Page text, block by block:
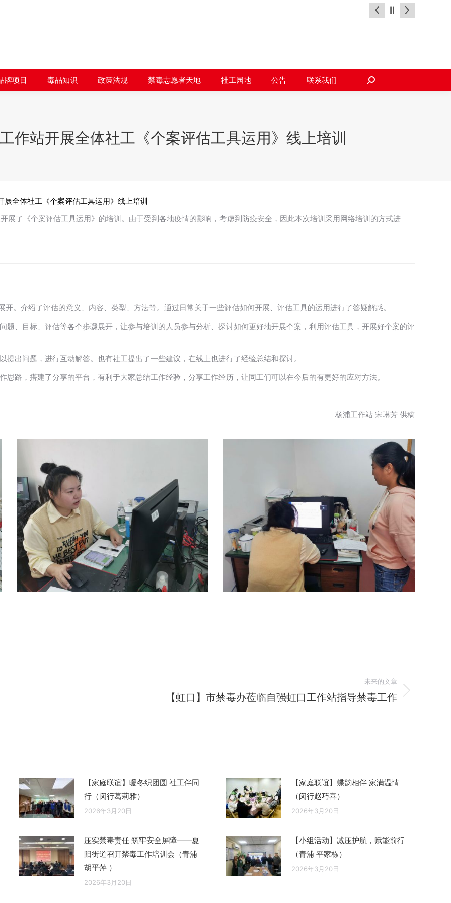
牌项目 毒品知识 政策法规 禁毒志愿者天地 社工园地 公告 联系我们
搜
作站开展全体社工《个案评估工具运用》线上培训
展全体社工《个案评估工具运用》线上培训
展了《个案评估工具运用》的培训。由于受到各地疫情的影响，考虑到防疫安全，因此本次培训采用网络培训的方式进
。介绍了评估的意义、内容、类型、方法等。通过日常关于一些评估如何开展、评估工具的运用进行了答疑解惑。
题、目标、评估等各个步骤展开，让参与培训的人员参与分析、探讨如何更好地开展个案，利用评估工具，开展好个案的评
出问题，进行互动解答。也有社工提出了一些建议，在线上也进行了经验总结和探讨。
路，搭建了分享的平台，有利于大家总结工作经验，分享工作经历，让同工们可以在今后的有更好的应对方法。
杨浦工作站 宋琳芳 供稿
未来的文章
【虹口】市禁毒办莅临自强虹口工作站指导禁毒工作
【家庭联谊】暖冬织团圆 社工伴同
行（闵行葛莉雅）
2026年3月20日
【家庭联谊】蝶韵相伴 家满温情
（闵行赵巧喜）
2026年3月20日
压实禁毒责任 筑牢安全屏障——夏
阳街道召开禁毒工作培训会（青浦
胡平萍 ）
2026年3月20日
【小组活动】减压护航，赋能前行
（青浦 平家栋）
2026年3月20日
讯 品牌项目 毒品知识 政策法规 禁毒志愿者天地 社工园地 公告 联系我们
搜